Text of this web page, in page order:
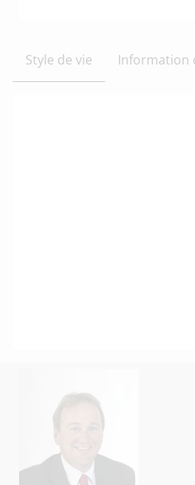
Style de vie Information